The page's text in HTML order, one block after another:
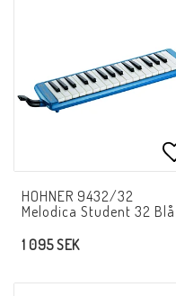
HOHNER 9432/32
Melodica Student 32 Blå
1 095 SEK